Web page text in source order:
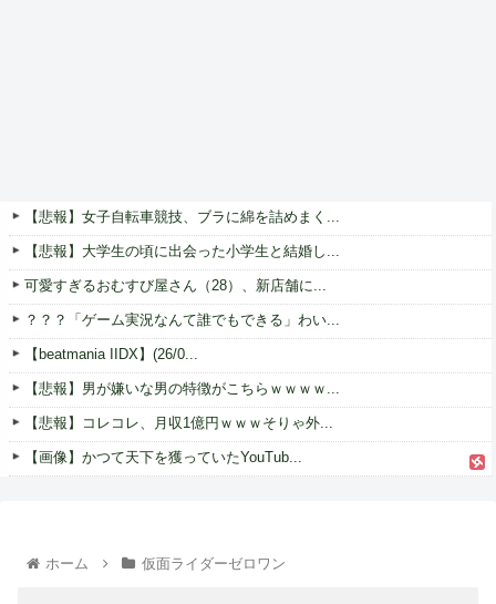
【悲報】女子自転車競技、ブラに綿を詰めまく...
【悲報】大学生の頃に出会った小学生と結婚し...
可愛すぎるおむすび屋さん（28）、新店舗に...
？？？「ゲーム実況なんて誰でもできる」わい...
【beatmania IIDX】(26/0...
【悲報】男が嫌いな男の特徴がこちらｗｗｗｗ...
【悲報】コレコレ、月収1億円ｗｗｗそりゃ外...
【画像】かつて天下を獲っていたYouTub...
ホーム 仮面ライダーゼロワン